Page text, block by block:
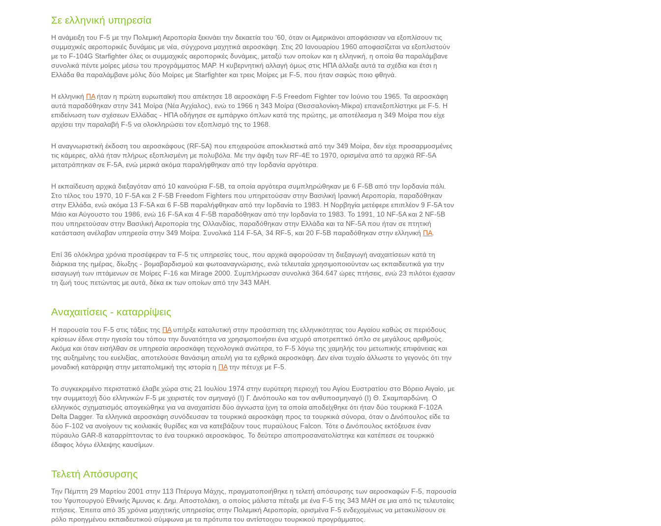
Σε ελληνική υπηρεσία
Η ανάμειξη του F-5 με την Πολεμική Αεροπορία ξεκινάει την δεκαετία του '60, όταν οι Αμερικάνοι αποφάσισαν να εξοπλίσουν τις
συμμαχικές αεροπορικές δυνάμεις με νέα, σύγχρονα μαχητικά αεροσκάφη. Στις 20 Ιανουαρίου 1960 αποφασίζεται να εξοπλιστούν
με το F-104G Starfighter όλες οι συμμαχικές αεροπορικές δυνάμεις, μεταξύ των οποίων και η ελληνική, η οποία θα παραλάμβανε
συνολικά πέντε μοίρες μέσω του προγράμματος ΜΑΡ. Η κυβερνητική αλλαγή όμως στις ΗΠΑ άλλαξε αυτά τα σχέδια και έτσι η
Ελλάδα θα παραλάμβανε μόλις δύο Μοίρες με Starfighter και τρεις Μοίρες με F-5, που ήταν σαφώς ποιο φθηνά.
Η ελληνική ΠΑήταν η πρώτη ευρωπαϊκή που απέκτησε 18 αεροσκάφη F-5 Freedom Fighter τον Ιούνιο του 1965. Τα αεροσκάφη
αυτά παραδόθηκαν στην 341 Μοίρα (Νέα Αγχίαλος), ενώ το 1966 η 343 Μοίρα (Θεσσαλονίκη-Μίκρα) επανεξοπλίστηκε με F-5. Η
επιδείνωση των σχέσεων Ελλάδας - ΗΠΑ οδήγησε σε εμπάργκο όπλων κατά της πρώτης, με αποτέλεσμα η 349 Μοίρα που είχε
αρχίσει την παραλαβή F-5 να ολοκληρώσει τον εξοπλισμό της το 1968.
Η αναγνωριστική έκδοση του αεροσκάφους (RF-5A) που επιχειρούσε αποκλειστικά από την 349 Μοίρα, δεν είχε προσαρμοσμένες
τις κάμερες, αλλά ήταν πλήρως εξοπλισμένη με πολυβόλα. Με την άφιξη των RF-4E το 1970, ορισμένα από τα αρχικά RF-5A
μετατράπηκαν σε F-5A, ενώ μερικά ακόμα παραλήφθηκαν από την Ιορδανία αργότερα.
Η εκπαίδευση αρχικά διεξαγόταν από 10 καινούρια F-5B, τα οποία αργότερα συμπληρώθηκαν με 6 F-5B από την Ιορδανία πάλι.
Στο τέλος του 1970, 10 F-5A και 2 F-5B Freedom Fighters που υπηρετούσαν στην Βασιλική Ιρανική Αεροπορία, παραδόθηκαν
στην Ελλάδα, ενώ ακόμα 13 F-5A και 6 F-5B παραλήφθηκαν από την Ιορδανία το 1983. Η Νορβηγία μετέφερε επιπλέον 9 F-5A τον
Μάιο και Αύγουστο του 1986, ενώ 16 F-5A και 4 F-5B παραδόθηκαν από την Ιορδανία το 1983. Το 1991, 10 NF-5A και 2 NF-5B
που υπηρετούσαν στην Βασιλική Αεροπορία της Ολλανδίας, παραδόθηκαν στην Ελλάδα και τα NF-5A που ήταν σε πτητική
κατάσταση ανέλαβαν υπηρεσία στην 349 Μοίρα. Συνολικά 114 F-5A, 34 RF-5, και 20 F-5B παραδόθηκαν στην ελληνική ΠΑ.
Επί 36 ολόκληρα χρόνια προσέφεραν τα F-5 τις υπηρεσίες τους, που αρχικά αφορούσαν τη διεξαγωγή αναχαιτίσεων κατά τη
διάρκεια της ημέρας, δίωξης - βομαβαρδισμού και φωτοαναγνώρισης, ενώ τελευταία χρησιμοποιούνταν ως εκπαιδευτικά για την
εισαγωγή των ιπτάμενων σε Μοίρες F-16 και Mirage 2000. Συμπλήρωσαν συνολικά 364.647 ώρες πτήσεις, ενώ 23 πιλότοι έχασαν
τη ζωή τους πετώντας με αυτά, δέκα εκ των οποίων από την 343 ΜΑΗ.
Αναχαιτίσεις - καταρρίψεις
Η παρουσία του F-5 στις τάξεις της ΠΑυπήρξε καταλυτική στην προάσπιση της ελληνικότητας του Αιγαίου καθώς σε περιόδους
κρίσεων έδινε στην ηγεσία του τόπου την δυνατότητα να χρησιμοποιήσει ένα ισχυρό αποτρεπτικό όπλο σε μεγάλους αριθμούς.
Ακόμα και όταν εισήλθαν σε υπηρεσία αεροσκάφη τεχνολογικά ανώτερα, το F-5 λόγω της χαμηλής του μετωπικής επιφάνειας και
της αυξημένης του ευελιξίας, αποτελούσε θανάσιμη απειλή για τα εχθρικά αεροσκάφη. Δεν είναι τυχαίο άλλωστε το γεγονός ότι την
μοναδική κατάρριψη στην μεταπολεμική της ιστορία η ΠΑτην πέτυχε με F-5.
Το συγκεκριμένο περιστατικό έλαβε χώρα στις 21 Ιουλίου 1974 στην ευρύτερη περιοχή του Αγίου Ευστρατίου στο Βόρειο Αιγαίο, με
την συμμετοχή δύο ελληνικών F-5 με χειριστές τον σμηναγό (Ι) Γ. Δινόπουλο και τον ανθυποσμηναγό (Ι) Θ. Σκαμπαρδώνη. Ο
ελληνικός σχηματισμός απογειώθηκε για να αναχαιτίσει δύο άγνωστα ίχνη τα οποία αποδείχθηκε ότι ήταν δύο τουρκικά F-102A
Delta Dagger. Τα ελληνικά αεροσκάφη συνόδευσαν τα τουρκικά αεροσκάφη προς τα τουρκικά σύνορα, όταν ο Δινόπουλος είδε τα
δύο F-102 να ανοίγουν τις κοιλιακές θυρίδες και να κατεβάζουν τους πυραύλους Falcon. Τότε ο Δινόπουλος εκτόξευσε έναν
πύραυλο GAR-8 καταρρίπτοντας το ένα τουρκικό αεροσκάφος. Το δεύτερο αποπροσανατολίστηκε και κατέπεσε σε τουρκικό
έδαφος λόγω έλλειψης καυσίμων.
Τελετή Απόσυρσης
Την Πέμπτη 29 Μαρτίου 2001 στην 113 Πτέρυγα Μάχης, πραγματοποιήθηκε η τελετή απόσυρσης των αεροσκαφών F-5, παρουσία
του Υφυπουργού Εθνικής Άμυνας κ. Δημ. Αποστολάκη, ο οποίος μάλιστα πέταξε με ένα F-5 της 343 ΜΑΗ σε μια από τις τελευταίες
πτήσεις. Έπειτα από 35 χρόνια μαχητικής υπηρεσίας στην Πολεμική Αεροπορία, ορισμένα F-5 ενδεχομένως να μετακυλίσουν σε
ρόλο προηγμένου εκπαιδευτικού σύμφωνα με τα πρότυπα του αντίστοιχου τουρκικού προγράμματος.